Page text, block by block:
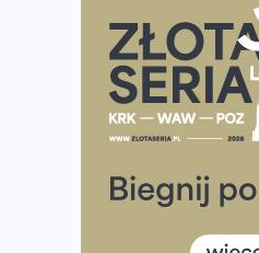
Największy Bieg Powstania
Ponad 12 tysięcy
Tętno vs tempo – czym
Co ma dużo białka?
Rozbiegany Olsztyn szykuje